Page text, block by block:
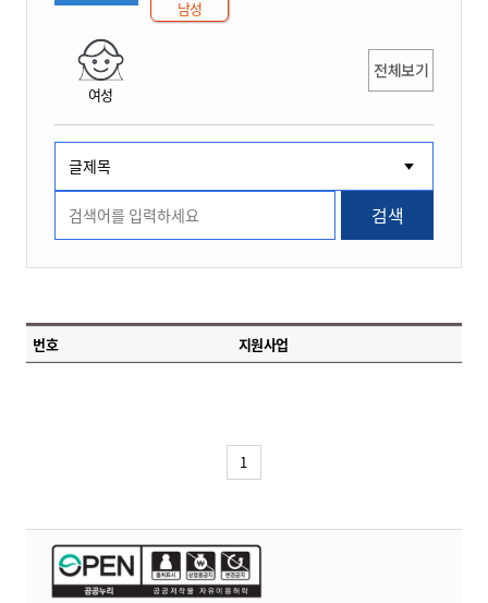
남성
여성
전체보기
검색
번호 지원사업
1